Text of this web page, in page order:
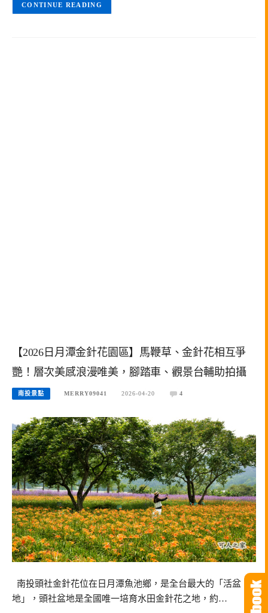
CONTINUE READING
【2026日月潭金針花園區】馬鞭草、金針花相互爭
艷！層次美感浪漫唯美，腳踏車、觀景台輔助拍攝
南投景點 MERRY09041 2026-04-20 4
南投頭社金針花位在日月潭魚池鄉，是全台最大的「活盆
地」，頭社盆地是全國唯一培育水田金針花之地，約…